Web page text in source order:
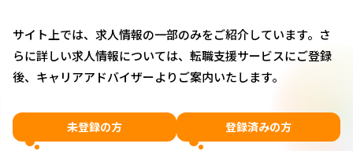
サイト上では、求人情報の一部のみをご紹介しています。さ
らに詳しい求人情報については、転職支援サービスにご登録
後、キャリアアドバイザーよりご案内いたします。
未登録の方 登録済みの方